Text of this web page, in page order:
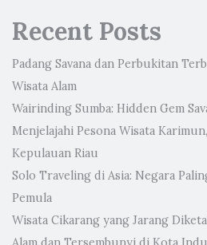
Recent Posts
Padang Savana dan Perbukitan
Wisata Alam
Wairinding Sumba: Hidden Gem
Menjelajahi Pesona Wisata
Kepulauan Riau
Solo Traveling di Asia: Negara
Pemula
Wisata Cikarang yang Jarang